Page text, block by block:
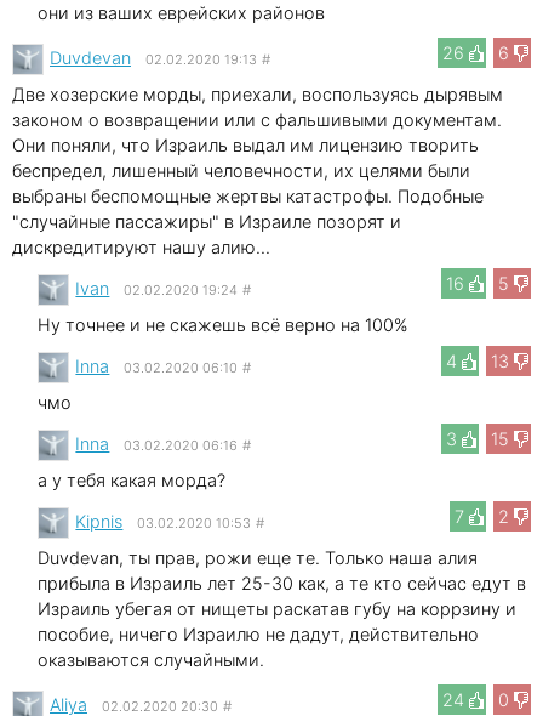
они из ваших еврейских районов
26
6
Duvdevan 02.02.2020 19:13 #
Две хозерские морды, приехали, воспользуясь дырявым
законом о возвращении или с фальшивыми документам.
Они поняли, что Израиль выдал им лицензию творить
беспредел, лишенный человечности, их целями были
выбраны беспомощные жертвы катастрофы. Подобные
"случайные пассажиры" в Израиле позорят и
дискредитируют нашу алию...
16
5
Ivan 02.02.2020 19:24 #
Ну точнее и не скажешь всё верно на 100%
4
13
Inna 03.02.2020 06:10 #
чмо
3
15
Inna 03.02.2020 06:16 #
а у тебя какая морда?
7
2
Kipnis 03.02.2020 10:53 #
Duvdevan, ты прав, рожи еще те. Только наша алия
прибыла в Израиль лет 25-30 как, а те кто сейчас едут в
Израиль убегая от нищеты раскатав губу на коррзину и
пособие, ничего Израилю не дадут, действительно
оказываются случайными.
24
0
Aliya 02.02.2020 20:30 #